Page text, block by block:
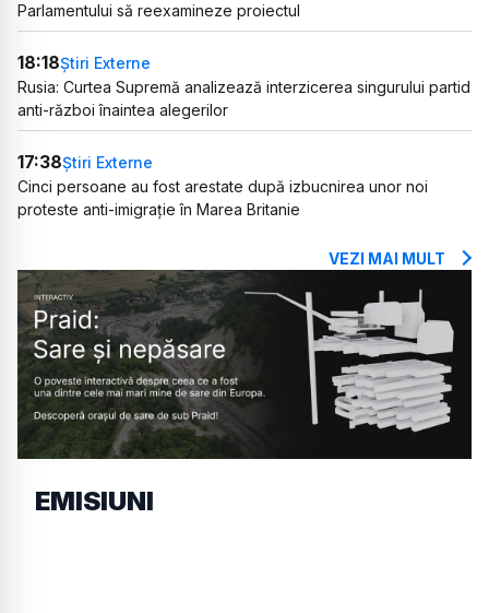
Parlamentului să reexamineze proiectul
18:18Știri Externe
Rusia: Curtea Supremă analizează interzicerea singurului partid
anti-război înaintea alegerilor
17:38Știri Externe
Cinci persoane au fost arestate după izbucnirea unor noi
proteste anti-imigrație în Marea Britanie
VEZI MAI MULT
EMISIUNI